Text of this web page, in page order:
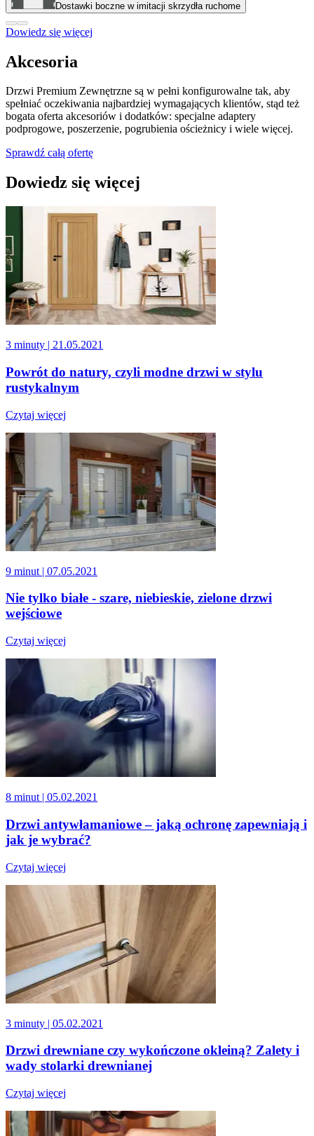
Dostawki boczne w imitacji skrzydła ruchome
Dowiedz się więcej
Akcesoria
Drzwi Premium Zewnętrzne są w pełni konfigurowalne tak, aby
spełniać oczekiwania najbardziej wymagających klientów, stąd też
bogata oferta akcesoriów i dodatków: specjalne adaptery
podprogowe, poszerzenie, pogrubienia ościeżnicy i wiele więcej.
Sprawdź całą ofertę
Dowiedz się więcej
3 minuty | 21.05.2021
Powrót do natury, czyli modne drzwi w stylu
rustykalnym
Czytaj więcej
9 minut | 07.05.2021
Nie tylko białe - szare, niebieskie, zielone drzwi
wejściowe
Czytaj więcej
8 minut | 05.02.2021
Drzwi antywłamaniowe – jaką ochronę zapewniają i
jak je wybrać?
Czytaj więcej
3 minuty | 05.02.2021
Drzwi drewniane czy wykończone okleiną? Zalety i
wady stolarki drewnianej
Czytaj więcej